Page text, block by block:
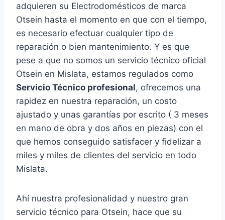
adquieren su Electrodomésticos de marca
Otsein hasta el momento en que con el tiempo,
es necesario efectuar cualquier tipo de
reparación o bien mantenimiento. Y es que
pese a que no somos un servicio técnico oficial
Otsein en Mislata, estamos regulados como
Servicio Técnico profesional, ofrecemos una
rapidez en nuestra reparación, un costo
ajustado y unas garantías por escrito ( 3 meses
en mano de obra y dos años en piezas) con el
que hemos conseguido satisfacer y fidelizar a
miles y miles de clientes del servicio en todo
Mislata.
Ahí nuestra profesionalidad y nuestro gran
servicio técnico para Otsein, hace que su